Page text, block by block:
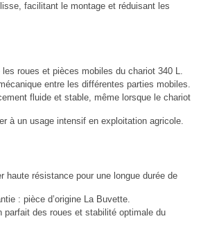
facilitant le montage et réduisant les
les roues et pièces mobiles du chariot 340 L.
entre les différentes parties mobiles.
fluide et stable, même lorsque le chariot
à un usage intensif en exploitation agricole.
haute résistance pour une longue durée de
: pièce d’origine La Buvette.
parfait des roues et stabilité optimale du